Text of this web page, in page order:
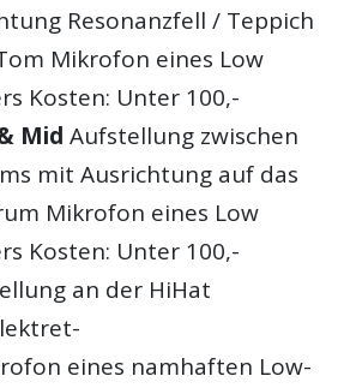
Resonanzfell / Teppich
Mikrofon eines Low
Kosten: Unter 100,-
Mid Aufstellung zwischen
mit Ausrichtung auf das
Mikrofon eines Low
Kosten: Unter 100,-
an der HiHat
eines namhaften Low-